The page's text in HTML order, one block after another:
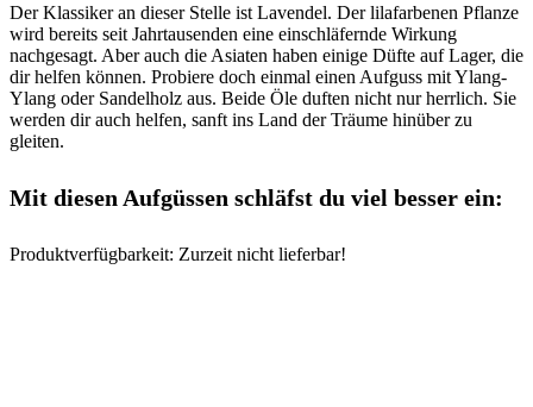
Der Klassiker an dieser Stelle ist Lavendel. Der lilafarbenen Pflanze
wird bereits seit Jahrtausenden eine einschläfernde Wirkung
nachgesagt. Aber auch die Asiaten haben einige Düfte auf Lager, die
dir helfen können. Probiere doch einmal einen Aufguss mit Ylang-
Ylang oder Sandelholz aus. Beide Öle duften nicht nur herrlich. Sie
werden dir auch helfen, sanft ins Land der Träume hinüber zu
gleiten.
Mit diesen Aufgüssen schläfst du viel besser ein:
Produktverfügbarkeit: Zurzeit nicht lieferbar!